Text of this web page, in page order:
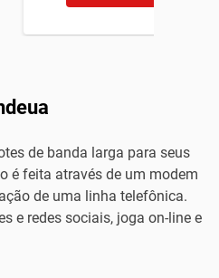
de banda larga para seus
é feita através de um modem
de uma linha telefônica.
e redes sociais, joga on-line e